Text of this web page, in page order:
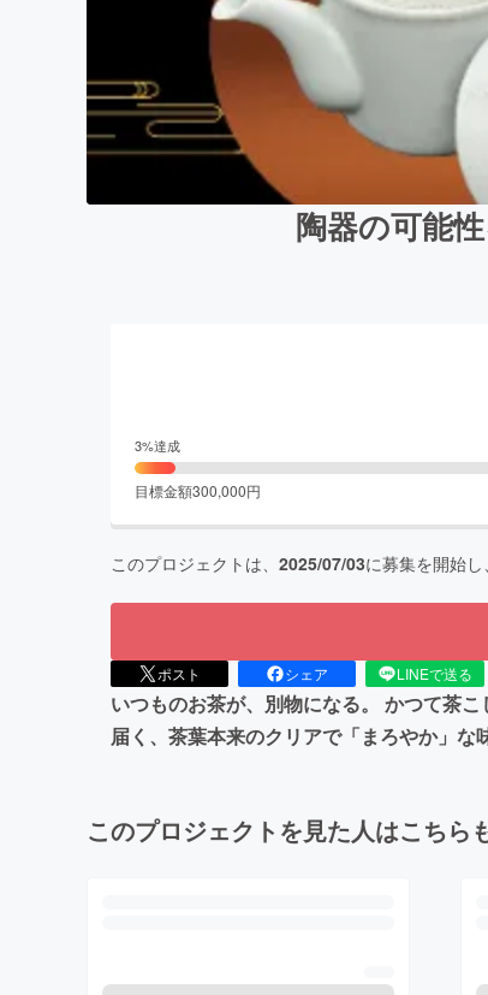
陶器の可能
3%達成
目標金額300,000円
このプロジェクトは、 2025/07/03に募集を開始し
ポスト シェア LINEで送る
いつものお茶が、別物になる。 かつて茶
届く、茶葉本来のクリアで「まろやか」な
このプロジェクトを見た人はこちら